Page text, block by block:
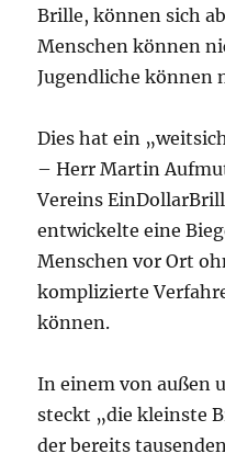
Brille, können sich
Menschen können
Jugendliche können
Dies hat ein
– Herr Martin
Vereins
entwickelte eine
Menschen vor Ort
komplizierte
können.
In einem von außen
steckt „die kleinste
der bereits